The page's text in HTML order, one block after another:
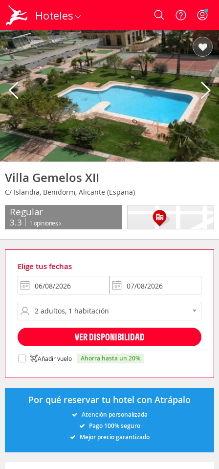
Hoteles Login
Villa Gemelos XII
C/ Islandia, Benidorm, Alicante (España)
Regular
3.3 1 opiniones
Elige tus fechas
VER DISPONIBILIDAD
Añadir vuelo ahorra hasta un 20%
Por qué reservar tu hotel con Atrápalo
Atención personalizada
Pago 100% seguro
Mejor precio garantizado